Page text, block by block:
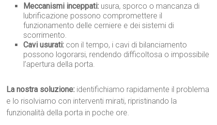
Meccanismi inceppati: usura, sporco o mancanza di
lubrificazione possono compromettere il
funzionamento delle cerniere e dei sistemi di
scorrimento.
Cavi usurati: con il tempo, i cavi di bilanciamento
possono logorarsi, rendendo difficoltosa o impossibile
l’apertura della porta.
La nostra soluzione: identifichiamo rapidamente il problema
e lo risolviamo con interventi mirati, ripristinando la
funzionalità della porta in poche ore.